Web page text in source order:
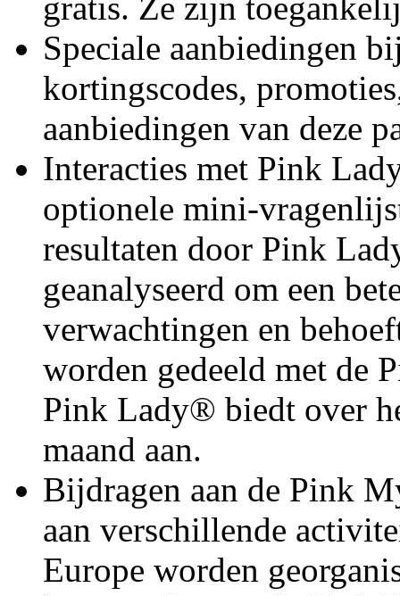
Speciale aanbiedingen
kortingscodes,
aanbiedingen van deze
Interacties met Pink
optionele mini-
resultaten door Pink
geanalyseerd om een
verwachtingen en
worden gedeeld met de
Pink Lady® biedt over
maand aan.
Bijdragen aan de Pink
aan verschillende
Europe worden